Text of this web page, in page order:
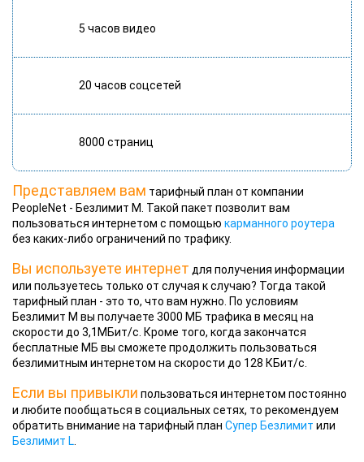
5 часов видео
20 часов соцсетей
8000 страниц
Представляем вам тарифный план от компании
PeopleNet - Безлимит М. Такой пакет позволит вам
пользоваться интернетом с помощью карманного роутера
без каких-либо ограничений по трафику.
Вы используете интернет для получения информации
или пользуетесь только от случая к случаю? Тогда такой
тарифный план - это то, что вам нужно. По условиям
Безлимит М вы получаете 3000 МБ трафика в месяц на
скорости до 3,1МБит/с. Кроме того, когда закончатся
бесплатные МБ вы сможете продолжить пользоваться
безлимитным интернетом на скорости до 128 КБит/с.
Если вы привыкли пользоваться интернетом постоянно
и любите пообщаться в социальных сетях, то рекомендуем
обратить внимание на тарифный план Супер Безлимит или
Безлимит L